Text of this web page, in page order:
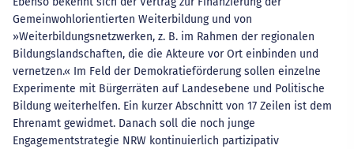
Gemeinwohlorientierten Weiterbildung und von
»Weiterbildungsnetzwerken, z. B. im Rahmen der regionalen
Bildungslandschaften, die die Akteure vor Ort einbinden und
vernetzen.« Im Feld der Demokratieförderung sollen einzelne
Experimente mit Bürgerräten auf Landesebene und Politische
Bildung weiterhelfen. Ein kurzer Abschnitt von 17 Zeilen ist dem
Ehrenamt gewidmet. Danach soll die noch junge
Engagementstrategie NRW kontinuierlich partizipativ